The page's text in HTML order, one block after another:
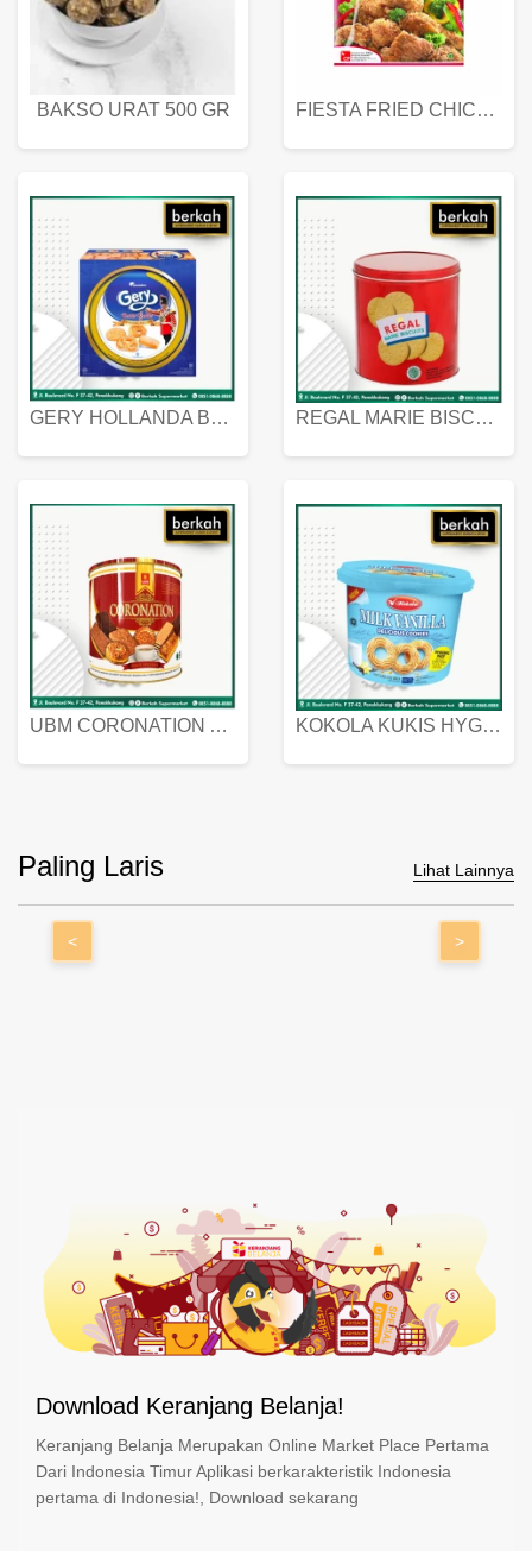
BAKSO URAT 500 GR FIESTA FRIED CHICKEN 500 GR
GERY HOLLANDA BUTTER COOKIES 450 GRAM REGAL MARIE BISCUIT KALENG 550 GRAM
UBM CORONATION ASSORTED BISKUIT KALENG 450 GRAM KOKOLA KUKIS HYGIENIC MILK VANILLA PACK 320 GR
Paling Laris Lihat Lainnya
< >
Download Keranjang Belanja!
Keranjang Belanja Merupakan Online Market Place Pertama
Dari Indonesia Timur Aplikasi berkarakteristik Indonesia
pertama di Indonesia!, Download sekarang